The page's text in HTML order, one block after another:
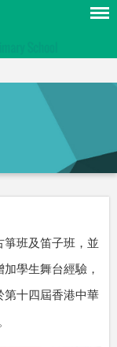
Menu
箏班及笛子班，並
學生舞台經驗，
第十四屆香港中華